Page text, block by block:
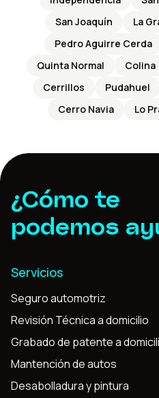
San Joaquín
La
Pedro Aguirre Cerda
Quinta Normal
Colina
Cerrillos
Pudahuel
Cerro Navia
Lo
¿Cómo te
podemos
Servicios
Seguro automotriz
Revisión Técnica a domicilio
Grabado de patente a
Mantención de autos
Desabolladura y pintura